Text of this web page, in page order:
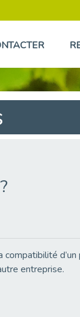
compatibilité
entreprise.